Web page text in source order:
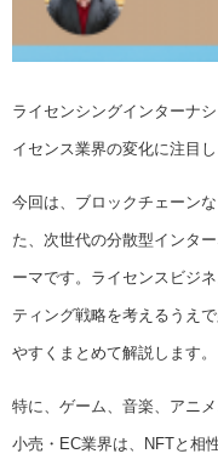
ライセンシングインターナ
イセンス業界の変化に注目
今回は、ブロックチェーン
た、次世代の分散型インタ
ーマです。ライセンスビジ
ティング戦略を考えるうえ
やすくまとめて解説します。
特に、ゲーム、音楽、アニ
小売・EC業界は、NFTと相